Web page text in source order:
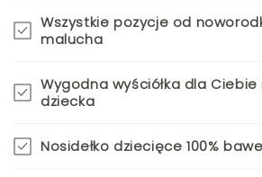
Wszystkie pozycje od
malucha
Wygodna wyściółka dla Ciebie
dziecka
Nosidełko dziecięce 100%